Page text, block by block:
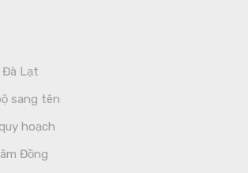
Đà Lạt
sang tên
hoạch
Đồng